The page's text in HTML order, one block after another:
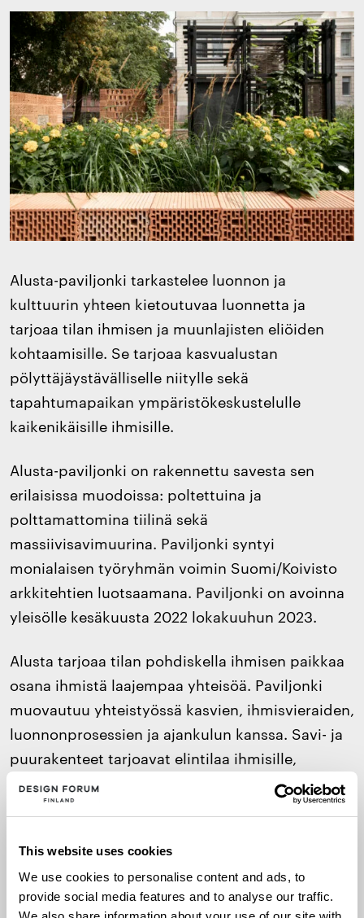
This website uses cookies
We use cookies to personalise content and ads, to
provide social media features and to analyse our traffic.
Alusta-paviljonki tarkastelee luonnon ja
kulttuurin yhteen kietoutuvaa luonnetta ja
tarjoaa tilan ihmisen ja muunlajisten eliöiden
kohtaamisille. Se tarjoaa kasvualustan
pölyttäjäystävälliselle niitylle sekä
tapahtumapaikan ympäristökeskustelulle
kaikenikäisille ihmisille.
Alusta-paviljonki on rakennettu savesta sen
erilaisissa muodoissa: poltettuina ja
polttamattomina tiilinä sekä
massiivisavimuurina. Paviljonki syntyi
monialaisen työryhmän voimin Suomi/Koivisto
arkkitehtien luotsaamana. Paviljonki on avoinna
yleisölle kesäkuusta 2022 lokakuuhun 2023.
Alusta tarjoaa tilan pohdiskella ihmisen paikkaa
osana ihmistä laajempaa yhteisöä. Paviljonki
muovautuu yhteistyössä kasvien, ihmisvieraiden,
luonnonprosessien ja ajankulun kanssa. Savi- ja
puurakenteet tarjoavat elintilaa ihmisille,
kasveille ja hyönteisille. Kasvillisuus muovaa
osaltaan tilaa ja vastaa samalla
tarpeisiin. Hajottajasienet osallistuvat luonnon
kiertokulun ylläpitämiseen ja osaltaan luovat
koteja ja ravintoa hyönteisille.